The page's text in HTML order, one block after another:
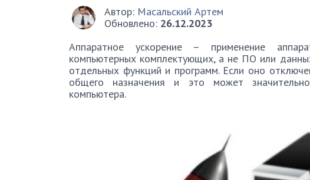
Автор: Масальский Артем
Обновлено: 26.12.2023
Аппаратное ускорение – применение
компьютерных комплектующих, а не ПО или
отдельных функций и программ. Если оно
общего назначения и это может
компьютера.